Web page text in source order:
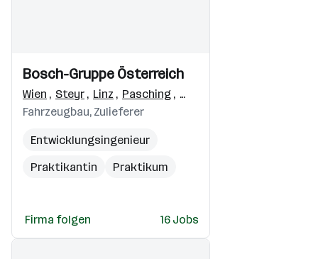
Videos
Einblicke
Einblicke
Bosch-Gruppe Österreich
Wien , Steyr , Linz , Pasching , Bischofshofen
Fahrzeugbau, Zulieferer
Entwicklungsingenieur
Praktikantin
Praktikum
Firma folgen
16 Jobs